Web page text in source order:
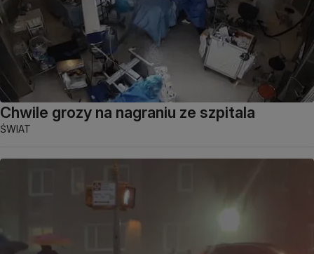
Chwile grozy na nagraniu ze szpitala
ŚWIAT